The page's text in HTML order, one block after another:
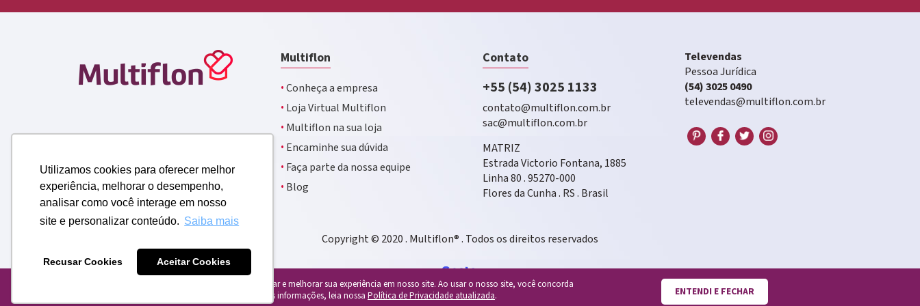
Utilizamos cookies para oferecer melhor
experiência, melhorar o desempenho,
analisar como você interage em nosso
site e personalizar conteúdo. Saiba mais
Recusar Cookies Aceitar Cookies
Multiflon
·Conheça a empresa
· Loja Virtual Multiflon
· Multiflon na sua loja
· Encaminhe sua dúvida
· Faça parte da nossa equipe
· Blog
Contato
+55 (54) 3025 1133
contato@multiflon.com.br
sac@multiflon.com.br
MATRIZ
Estrada Victorio Fontana, 1885
Linha 80 . 95270-000
Flores da Cunha . RS . Brasil
Televendas
Pessoa Jurídica
(54) 3025 0490
televendas@multiflon.com.br
Copyright © 2020 . Multiflon® . Todos os direitos reservados
Usamos cookies para personalizar e melhorar sua experiência em nosso site. Ao usar o nosso site, você concorda
com o uso de cookies. Para mais informações, leia nossa Política de Privacidade atualizada. ENTENDI E FECHAR